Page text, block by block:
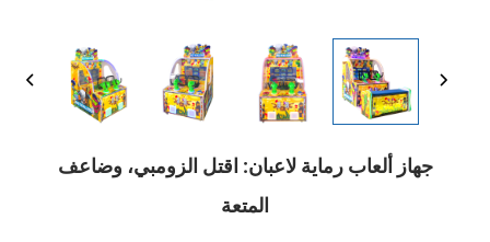
جهاز ألعاب رماية لاعبان: اقتل الزومبي، وضاعف
المتعة